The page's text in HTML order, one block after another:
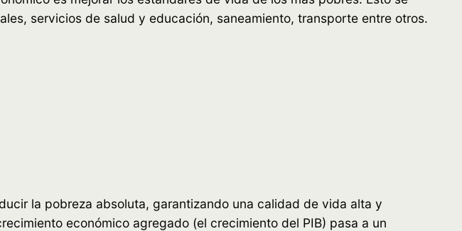
servicios de salud y educación, saneamiento, transporte entre otros.
la pobreza absoluta, garantizando una calidad de vida alta y
económico agregado (el crecimiento del PIB) pasa a un